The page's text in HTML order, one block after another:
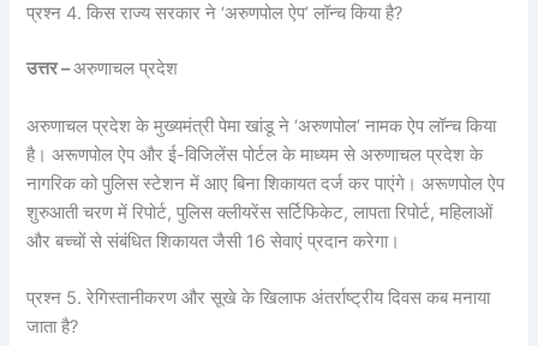
प्रश्न 4. किस राज्य सरकार ने ‘अरुणपोल ऐप’ लॉन्च किया है?
उत्तर –अरुणाचल प्रदेश
अरुणाचल प्रदेश के मुख्यमंत्री पेमा खांडू ने ‘अरुणपोल’ नामक ऐप लॉन्च किया
है। अरूणपोल ऐप और ई-विजिलेंस पोर्टल के माध्यम से अरुणाचल प्रदेश के
नागरिक को पुलिस स्टेशन में आए बिना शिकायत दर्ज कर पाएंगे। अरूणपोल ऐप
शुरुआती चरण में रिपोर्ट, पुलिस क्लीयरेंस सर्टिफिकेट, लापता रिपोर्ट, महिलाओं
और बच्चों से संबंधित शिकायत जैसी 16 सेवाएं प्रदान करेगा।
प्रश्न 5. रेगिस्तानीकरण और सूखे के खिलाफ अंतर्राष्ट्रीय दिवस कब मनाया
जाता है?